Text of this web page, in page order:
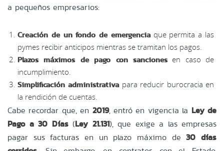
a pequeños empresarios:
Creación de un fondo de emergenciaque permita a las
pymes recibir anticipos mientras se tramitan los pagos.
Plazos máximos de pago con sancionesen caso de
incumplimiento.
Simplificación administrativapara reducir burocracia en
la rendición de cuentas.
Cabe recordar que, en 2019, entró en vigencia la Ley de
Pago a 30 Días(Ley 21.131), que exige a las empresas
pagar sus facturas en un plazo máximo de30 días